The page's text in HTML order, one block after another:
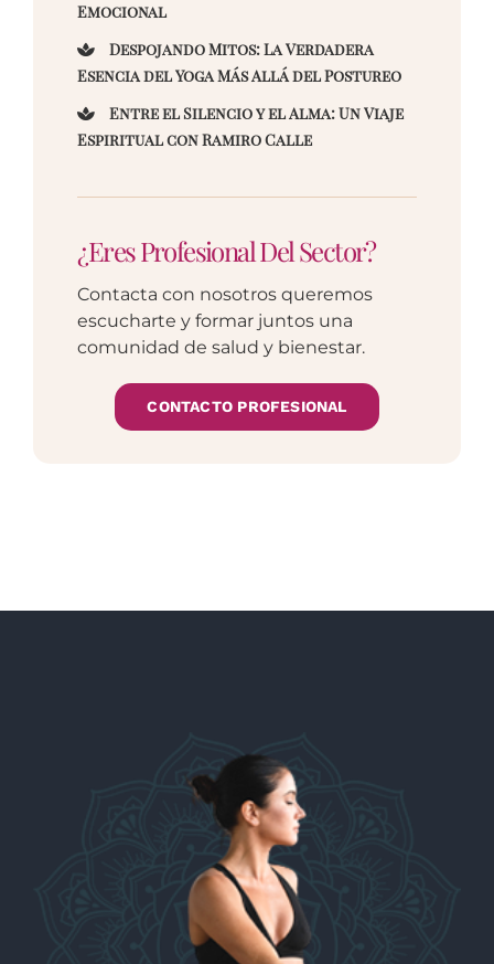
Emocional
Despojando Mitos: La Verdadera
Esencia del Yoga Más Allá del Postureo
Entre el Silencio y el Alma: Un Viaje
Espiritual con Ramiro Calle
¿Eres Profesional Del Sector?
Contacta con nosotros queremos
escucharte y formar juntos una
comunidad de salud y bienestar.
CONTACTO PROFESIONAL